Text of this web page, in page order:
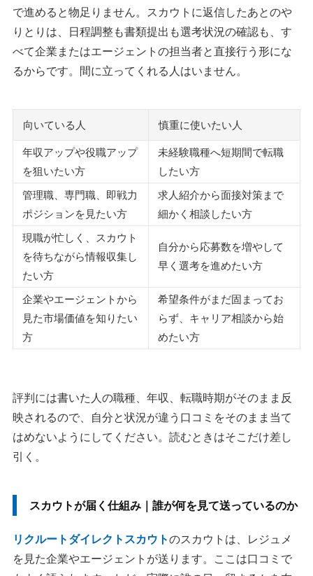
執筆者・監修者のmotoについて
で進めると物足りません。スカウトに返信したあとのや
りとりは、日程調整も書類提出も選考状況の確認も、す
べて企業またはエージェントの担当者と直接行う形にな
るからです。間に立ってくれる人はいません。
向いている人 慎重に使いたい人
年収アップや役職アップ
を狙いたい方
未経験職種へ短期間で転職
したい方
管理職、専門職、即戦力
ポジションを見たい方
求人紹介から面接対策まで
細かく相談したい方
現職が忙しく、スカウト
を待ちながら情報収集し
たい方
自分から応募数を増やして
早く選考を進めたい方
企業やエージェントから
見た市場価値を知りたい
方
希望条件がまだ固まってお
らず、キャリア相談から始
めたい方
評判には書いた人の職種、年収、転職時期がそのまま反
映されるので、自分と状況が違う口コミをそのまま当て
はめないようにしてください。読むときはそこだけ差し
引く。
スカウトが届く仕組み｜誰が何を見て送っているのか
リクルートダイレクトスカウトのスカウトは、レジュメ
を見た企業やエージェントが送ります。ここは口コミで